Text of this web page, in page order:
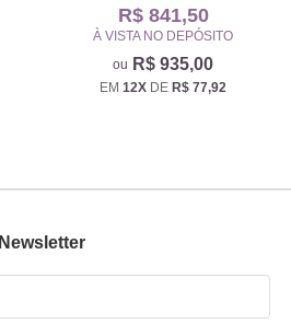
R$ 841,50
À VISTA NO DEPÓSITO
R$ 935,00
EM 12X DE R$ 77,92
Newsletter